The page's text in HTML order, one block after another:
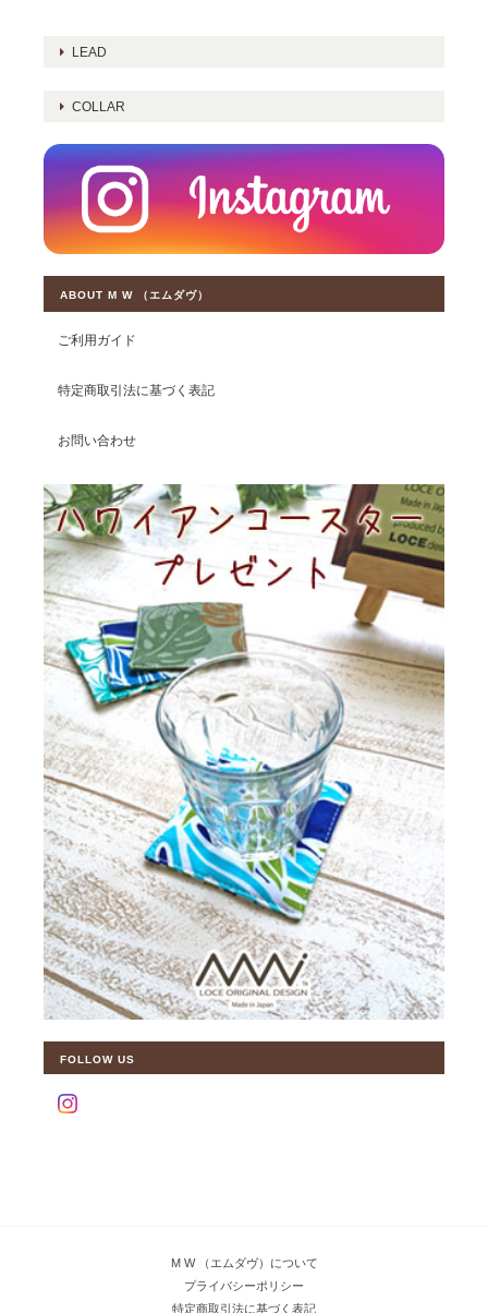
LEAD
COLLAR
ABOUT M W （エムダヴ）
ご利用ガイド
特定商取引法に基づく表記
お問い合わせ
FOLLOW US
M W （エムダヴ）について
プライバシーポリシー
特定商取引法に基づく表記